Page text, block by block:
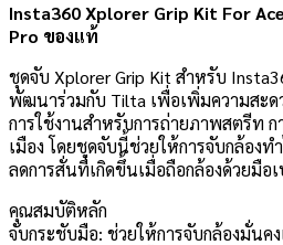
Insta360 Xplorer Grip Kit For
Pro ของแท้
ชุดจับ Xplorer Grip Kit สำหรับ
พัฒนาร่วมกับ Tilta เพื่อเพิ่มความสะ
การใช้งานสำหรับการถ่ายภาพสตรีท ก
เมือง โดยชุดจับนี้ช่วยให้การจับกล้องท
ลดการสั่นที่เกิดขึ้นเมื่อถือกล้องด้วยมือ
คุณสมบัติหลัก
จับกระชับมือ: ช่วยให้การจับกล้องมั่นค